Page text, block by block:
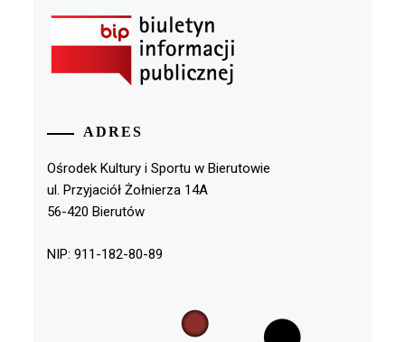
ADRES
Ośrodek Kultury i Sportu w Bierutowie
ul. Przyjaciół Żołnierza 14A
56-420 Bierutów
NIP: 911-182-80-89